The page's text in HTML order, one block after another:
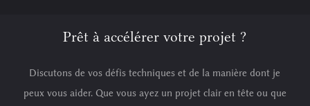
Prêt à accélérer votre projet ?
Discutons de vos défis techniques et de la manière dont je
peux vous aider. Que vous ayez un projet clair en tête ou que